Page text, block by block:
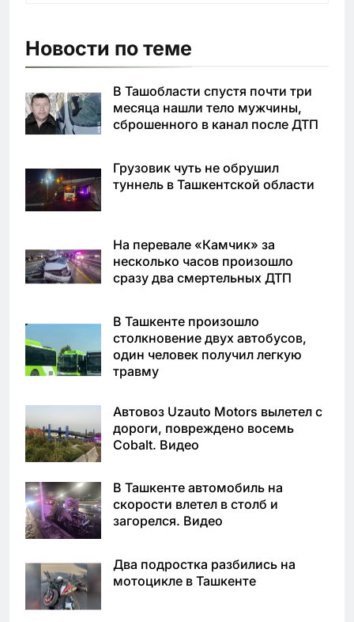
Новости по теме
В Ташобласти спустя почти три
месяца нашли тело мужчины,
сброшенного в канал после ДТП
Грузовик чуть не обрушил
туннель в Ташкентской области
На перевале «Камчик» за
несколько часов произошло
сразу два смертельных ДТП
В Ташкенте произошло
столкновение двух автобусов,
один человек получил легкую
травму
Автовоз Uzauto Motors вылетел с
дороги, повреждено восемь
Cobalt. Видео
В Ташкенте автомобиль на
скорости влетел в столб и
загорелся. Видео
Два подростка разбились на
мотоцикле в Ташкенте